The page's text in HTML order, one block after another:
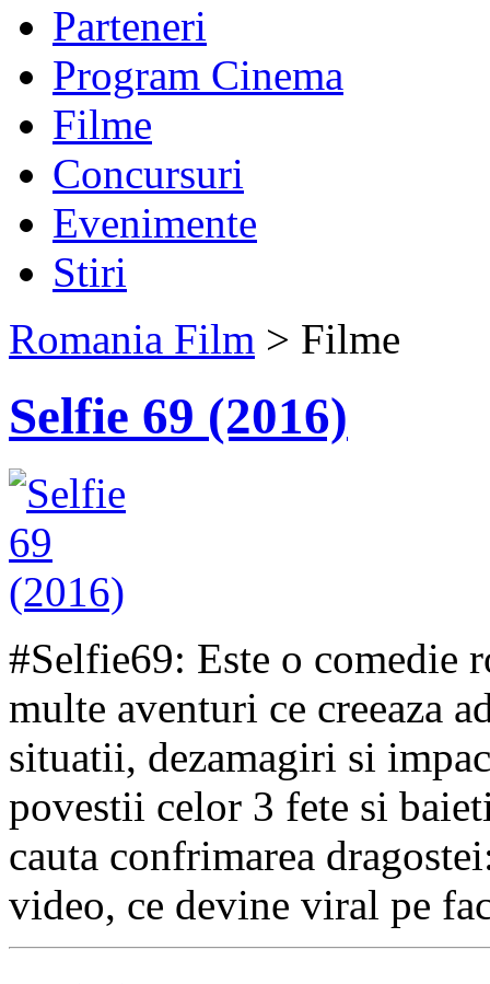
Parteneri
Program Cinema
Filme
Concursuri
Evenimente
Stiri
Romania Film > Filme
Selfie 69 (2016)
#Selfie69: Este o comedie
multe aventuri ce creeaza
situatii, dezamagiri si
povestii celor 3 fete si
cauta confrimarea
video, ce devine viral pe